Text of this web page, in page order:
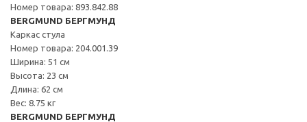
Номер товара: 893.842.88
BERGMUND БЕРГМУНД
Каркас стула
Номер товара: 204.001.39
Ширина: 51 см
Высота: 23 см
Длина: 62 см
Вес: 8.75 кг
BERGMUND БЕРГМУНД